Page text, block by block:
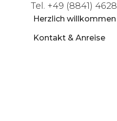
Tel. +49 (8841) 4628
Herzlich willkommen
Kontakt & Anreise